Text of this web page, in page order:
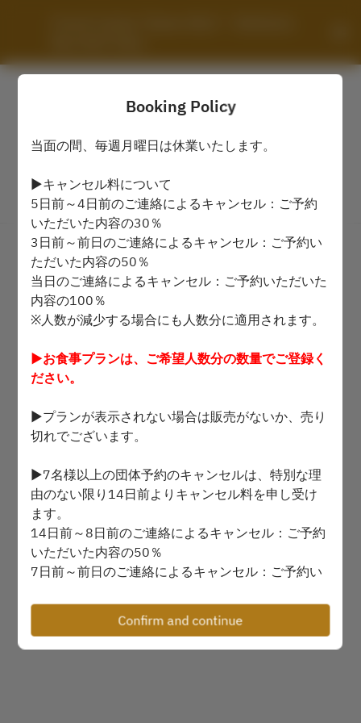
View booking policy
French Cuisine "Queen Alice"
2 Guests
Find availability
Powered by
Booking Policy
当面の間、毎週月曜日は休業いたします。
▶キャンセル料について
5日前～4日前のご連絡によるキャンセル：ご予約
いただいた内容の30％
3日前～前日のご連絡によるキャンセル：ご予約い
ただいた内容の50％
当日のご連絡によるキャンセル：ご予約いただいた
内容の100％
※人数が減少する場合にも人数分に適用されます。
▶お食事プランは、ご希望人数分の数量でご登録く
ださい。
▶プランが表示されない場合は販売がないか、売り
切れでございます。
▶7名様以上の団体予約のキャンセルは、特別な理
由のない限り14日前よりキャンセル料を申し受け
ます。
14日前～8日前のご連絡によるキャンセル：ご予約
いただいた内容の50％
7日前～前日のご連絡によるキャンセル：ご予約い
当日のご連絡によるキャンセル：ご予約いただいた
※人数が減少する場合にも人数分に適用されます。
Confirm and continue